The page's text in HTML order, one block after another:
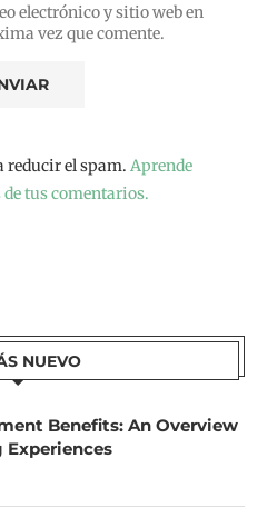
electrónico y sitio web en
vez que comente.
reducir el spam. Aprende
de tus comentarios.
NUEVO
Benefits: An Overview
Experiences